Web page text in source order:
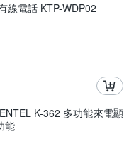
線電話 KTP-WDP02
K-362 多功能來電顯
能